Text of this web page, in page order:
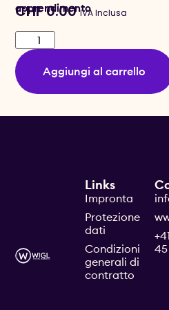
apprendimento
CHF0.00 IVA Inclusa
Aggiungi al carrello
Links
Impronta
Protezione
dati
Condizioni
generali di
contratto